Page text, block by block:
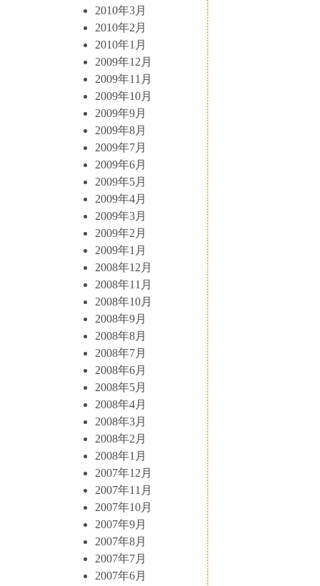
2010年3月
2010年2月
2010年1月
2009年12月
2009年11月
2009年10月
2009年9月
2009年8月
2009年7月
2009年6月
2009年5月
2009年4月
2009年3月
2009年2月
2009年1月
2008年12月
2008年11月
2008年10月
2008年9月
2008年8月
2008年7月
2008年6月
2008年5月
2008年4月
2008年3月
2008年2月
2008年1月
2007年12月
2007年11月
2007年10月
2007年9月
2007年8月
2007年7月
2007年6月